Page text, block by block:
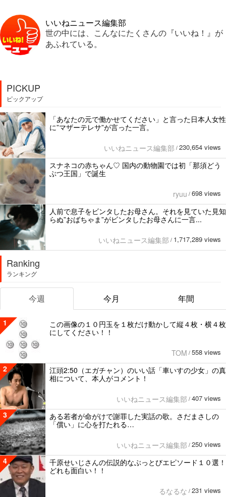
いいねニュース編集部
世の中には、こんなにたくさんの『いいね！』が
あふれている。
PICKUP
ピックアップ
「あなたの元で働かせてください」と言った日本人女性
に”マザーテレサ”が言った一言。
いいねニュース編集部 / 230,654 views
スナネコの赤ちゃん♡ 国内の動物園では初「那須どう
ぶつ王国」で誕生
ryuu / 698 views
人前で息子をビンタしたお母さん。それを見ていた見知
らぬ”おばちゃま”がビンタしたお母さんに一言...
いいねニュース編集部 / 1,717,289 views
Ranking
ランキング
今週 今月 年間
1
この画像の１０円玉を１枚だけ動かして縦４枚・横４枚
にしてください！！
TOM / 558 views
2
江頭2:50（エガチャン）のいい話「車いすの少女」の真
相について、本人がコメント！
いいねニュース編集部 / 407 views
3
ある若者が命がけで謝罪した実話の歌。さだまさしの
「償い」に心を打たれる…
いいねニュース編集部 / 250 views
4
千原せいじさんの伝説的なぶっとびエピソード１０選！
どれも面白い！！
るなるな / 231 views